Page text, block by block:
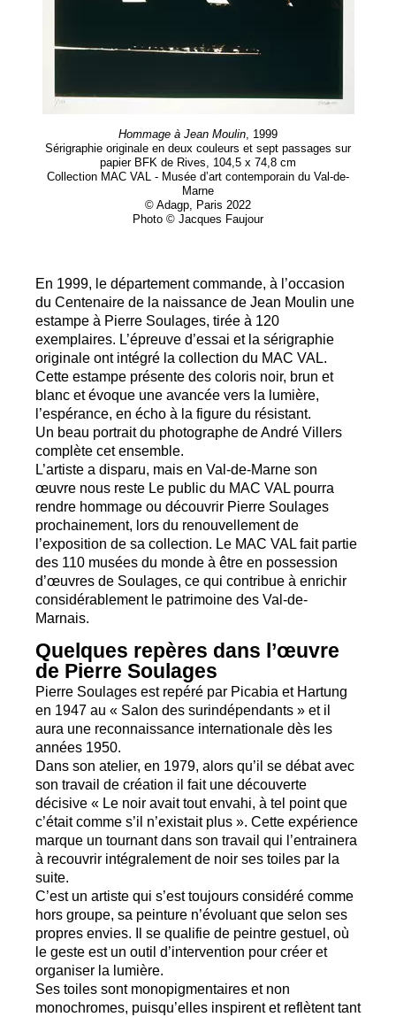
Hommage à Jean Moulin, 1999
Sérigraphie originale en deux couleurs et sept passages sur
papier BFK de Rives, 104,5 x 74,8 cm
Collection MAC VAL - Musée d’art contemporain du Val-de-
Marne
© Adagp, Paris 2022
Photo © Jacques Faujour
En 1999, le département commande, à l’occasion
du Centenaire de la naissance de Jean Moulin une
estampe à Pierre Soulages, tirée à 120
exemplaires. L’épreuve d’essai et la sérigraphie
originale ont intégré la collection du MAC VAL.
Cette estampe présente des coloris noir, brun et
blanc et évoque une avancée vers la lumière,
l’espérance, en écho à la figure du résistant.
Un beau portrait du photographe de André Villers
complète cet ensemble.
L’artiste a disparu, mais en Val-de-Marne son
œuvre nous reste Le public du MAC VAL pourra
rendre hommage ou découvrir Pierre Soulages
prochainement, lors du renouvellement de
l’exposition de sa collection. Le MAC VAL fait partie
des 110 musées du monde à être en possession
d’œuvres de Soulages, ce qui contribue à enrichir
considérablement le patrimoine des Val-de-
Marnais.
Quelques repères dans l’œuvre
de Pierre Soulages
Pierre Soulages est repéré par Picabia et Hartung
en 1947 au « Salon des surindépendants » et il
aura une reconnaissance internationale dès les
années 1950.
Dans son atelier, en 1979, alors qu’il se débat avec
son travail de création il fait une découverte
décisive « Le noir avait tout envahi, à tel point que
c’était comme s’il n’existait plus ». Cette expérience
marque un tournant dans son travail qui l’entrainera
à recouvrir intégralement de noir ses toiles par la
suite.
C’est un artiste qui s’est toujours considéré comme
hors groupe, sa peinture n’évoluant que selon ses
propres envies. Il se qualifie de peintre gestuel, où
le geste est un outil d’intervention pour créer et
organiser la lumière.
Ses toiles sont monopigmentaires et non
monochromes, puisqu’elles inspirent et reflètent tant